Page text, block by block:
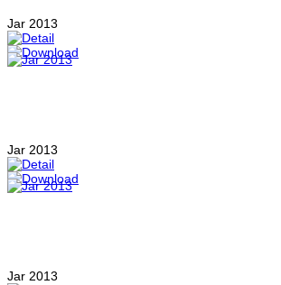
Jar 2013
Jar 2013
Jar 2013